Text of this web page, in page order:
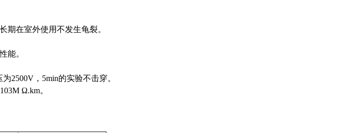
期在室外使用不发生龟裂。
能。
2500V，5min的实验不击穿。
Ω.km。